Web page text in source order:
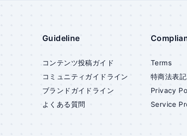
Guideline
コンテンツ投稿ガイド
コミュニティガイドライン
ブランドガイドライン
よくある質問
Terms
特商法表記
Privacy
Service